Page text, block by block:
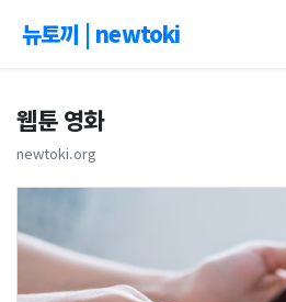
뉴토끼 | newtoki
웹툰 영화
newtoki.org